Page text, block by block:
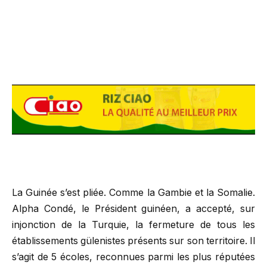
La Guinée s’est pliée. Comme la Gambie et la Somalie.
Alpha Condé, le Président guinéen, a accepté, sur
injonction de la Turquie, la fermeture de tous les
établissements gülenistes présents sur son territoire. Il
s’agit de 5 écoles, reconnues parmi les plus réputées